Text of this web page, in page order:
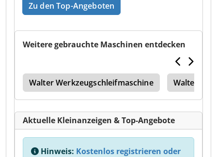
Zu den Top-Angeboten
Weitere gebrauchte Maschinen entdecken
Walter Werkzeugschleifmaschine Walter
Aktuelle Kleinanzeigen & Top-Angebote
Hinweis: Kostenlos registrieren oder